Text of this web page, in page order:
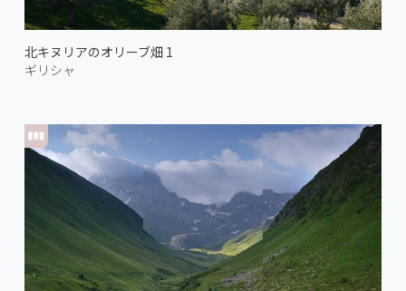
北キヌリアのオリーブ畑 1
ギリシャ